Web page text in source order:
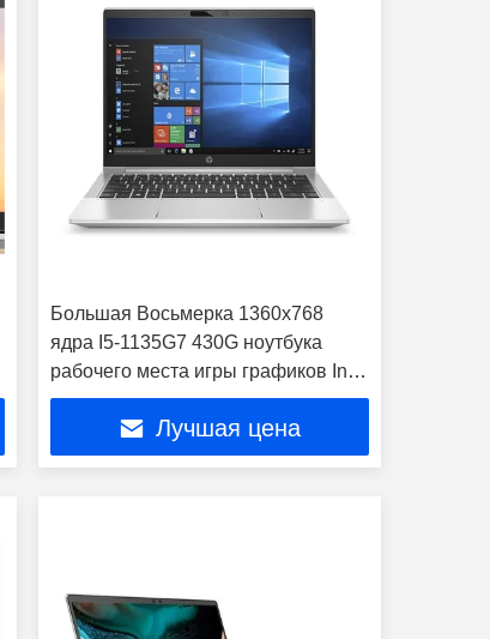
Большая Восьмерка 1360x768
ядра I5-1135G7 430G ноутбука
рабочего места игры графиков Intel
UHD
Лучшая цена